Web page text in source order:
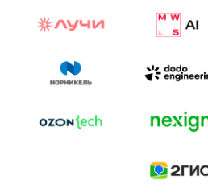
И БИТВА АГЕНТОВ